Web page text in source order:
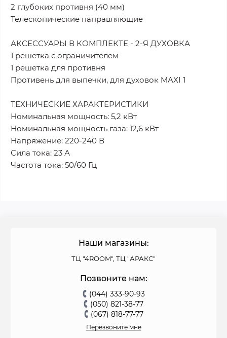
2 глубоких противня (40 мм)
Телескопические направляющие
АКСЕССУАРЫ В КОМПЛЕКТЕ - 2-Я ДУХОВКА
1 решетка с ограничителем
1 решетка для противня
Противень для выпечки, для духовок MAXI 1
ТЕХНИЧЕСКИЕ ХАРАКТЕРИСТИКИ
Номинальная мощность: 5,2 кВт
Номинальная мощность газа: 12,6 кВт
Напряжение: 220-240 В
Сила тока: 23 А
Частота тока: 50/60 Гц
Наши магазины:
ТЦ "4ROOM", ТЦ "АРАКС"
Позвоните нам:
(044) 333-90-93
(050) 821-38-77
(067) 818-77-77
Перезвоните мне